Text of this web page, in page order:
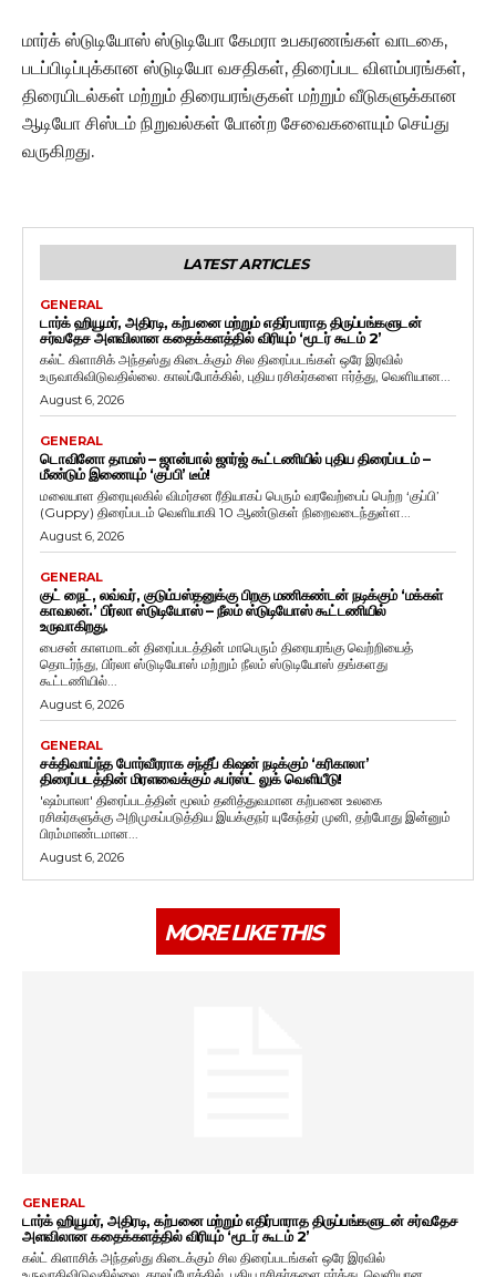
மார்க் ஸ்டுடியோஸ் ஸ்டுடியோ கேமரா உபகரணங்கள் வாடகை,
படப்பிடிப்புக்கான ஸ்டுடியோ வசதிகள், திரைப்பட விளம்பரங்கள்,
திரையிடல்கள் மற்றும் திரையரங்குகள் மற்றும் வீடுகளுக்கான
ஆடியோ சிஸ்டம் நிறுவல்கள் போன்ற சேவைகளையும் செய்து
வருகிறது.
LATEST ARTICLES
GENERAL
டார்க் ஹியூமர், அதிரடி, கற்பனை மற்றும் எதிர்பாராத திருப்பங்களுடன்
சர்வதேச அளவிலான கதைக்களத்தில் விரியும் ‘மூடர் கூடம் 2’
கல்ட் கிளாசிக் அந்தஸ்து கிடைக்கும் சில திரைப்படங்கள் ஒரே இரவில்
உருவாகிவிடுவதில்லை. காலப்போக்கில், புதிய ரசிகர்களை ஈர்த்து, வெளியான...
August 6, 2026
GENERAL
டொவினோ தாமஸ் – ஜான்பால் ஜார்ஜ் கூட்டணியில் புதிய திரைப்படம் –
மீண்டும் இணையும் ‘குப்பி’ டீம்!
மலையாள திரையுலகில் விமர்சன ரீதியாகப் பெரும் வரவேற்பைப் பெற்ற ‘குப்பி’
(Guppy) திரைப்படம் வெளியாகி 10 ஆண்டுகள் நிறைவடைந்துள்ள...
August 6, 2026
GENERAL
குட் நைட், லவ்வர், குடும்பஸ்தனுக்கு பிறகு மணிகண்டன் நடிக்கும் ‘மக்கள்
காவலன்.’ பிர்லா ஸ்டுடியோஸ் – நீலம் ஸ்டுடியோஸ் கூட்டணியில்
உருவாகிறது.
பைசன் காளமாடன் திரைப்படத்தின் மாபெரும் திரையரங்கு வெற்றியைத்
தொடர்ந்து, பிர்லா ஸ்டுடியோஸ் மற்றும் நீலம் ஸ்டுடியோஸ் தங்களது
கூட்டணியில்...
August 6, 2026
GENERAL
சக்திவாய்ந்த போர்வீரராக சந்தீப் கிஷன் நடிக்கும் ‘கரிகாலா’
திரைப்படத்தின் மிரளவைக்கும் ஃபர்ஸ்ட் லுக் வெளியீடு!
'ஷம்பாலா' திரைப்படத்தின் மூலம் தனித்துவமான கற்பனை உலகை
ரசிகர்களுக்கு அறிமுகப்படுத்திய இயக்குநர் யுகேந்தர் முனி, தற்போது இன்னும்
பிரம்மாண்டமான...
August 6, 2026
MORE LIKE THIS
GENERAL
டார்க் ஹியூமர், அதிரடி, கற்பனை மற்றும் எதிர்பாராத திருப்பங்களுடன் சர்வதேச
அளவிலான கதைக்களத்தில் விரியும் ‘மூடர் கூடம் 2’
கல்ட் கிளாசிக் அந்தஸ்து கிடைக்கும் சில திரைப்படங்கள் ஒரே இரவில்